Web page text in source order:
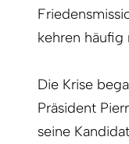
kehren häufig
Die Krise
Präsident
seine